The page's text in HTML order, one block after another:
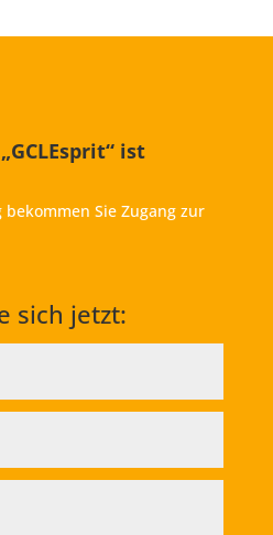
ist
Sie Zugang zur
sich jetzt: